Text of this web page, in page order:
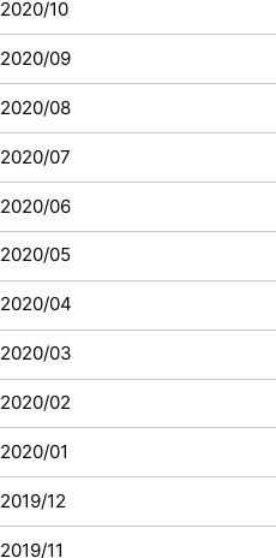
2020/10
2020/09
2020/08
2020/07
2020/06
2020/05
2020/04
2020/03
2020/02
2020/01
2019/12
2019/11